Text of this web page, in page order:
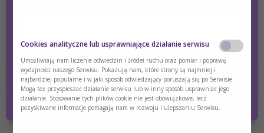
zakresu medycyny, farmacji, pielęgniarstwa,
dietetyki?
Tak Nie
Cookies analityczne lub usprawniające działanie serwisu
Umożliwiają nam liczenie odwiedzin i źródeł ruchu oraz pomiar i poprawę
wydajności naszego Serwisu. Pokazują nam, które strony są najmniej i
najbardziej popularne i w jaki sposób odwiedzający poruszają się po Serwisie.
Mogą też przyspieszać działanie serwisu lub w inny sposób usprawniać jego
działanie. Stosowanie tych plików cookie nie jest obowiązkowe, lecz
pozyskiwane informacje pomagają nam w rozwoju i ulepszaniu Serwisu.